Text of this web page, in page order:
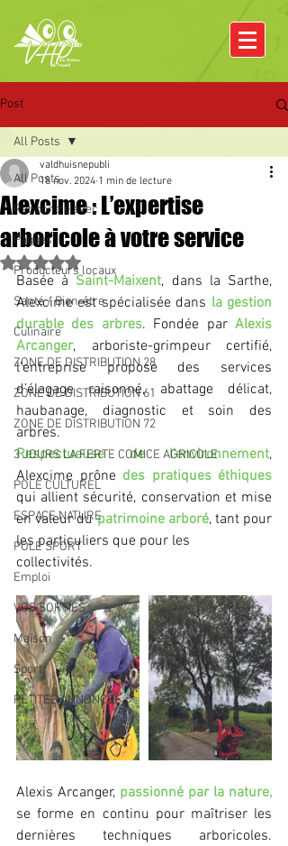
Post
All Posts
Rencontre avec
Pâques
Producteurs locaux
Santé / Bien-être
Culinaire
ZONE DE DISTRIBUTION 28
ZONE DE DISTRIBUTION 61
ZONE DE DISTRIBUTION 72
3 JOURS LA FERTE COMICE AGRICOLE
POLE CULTUREL
ESPACE NATURE
POLE SPORT
Emploi
VOS SORTIES
Maison
Sport
PETITES ANNONCES
All Posts
Alexcime : L’expertise
arboricole à votre service
valdhuisnepubli
18 nov. 2024 1 min de lecture
Noté NaN étoiles sur 5.
Basée à Saint-Maixent, dans la Sarthe,
Alexcime est spécialisée dans la gestion
durable des arbres. Fondée par Alexis
Arcanger, arboriste-grimpeur certifié,
l’entreprise propose des services
d’élagage raisonné, abattage délicat,
haubanage, diagnostic et soin des
arbres.
Respectueuse de l’environnement,
Alexcime prône des pratiques éthiques
qui allient sécurité, conservation et mise
en valeur du patrimoine arboré, tant pour
les particuliers que pour les
collectivités.
Alexis Arcanger, passionné par la nature,
se forme en continu pour maîtriser les
dernières techniques arboricoles.